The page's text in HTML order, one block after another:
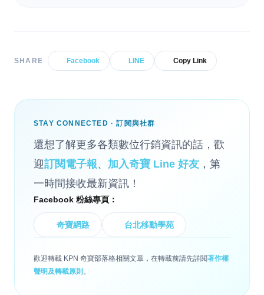
SHARE Facebook LINE Copy Link
STAY CONNECTED · 訂閱與社群
還想了解更多各類數位行銷資訊的話，歡
迎訂閱電子報、 加入奇寶 Line 好友 ，第
一時間接收最新資訊！
Facebook 粉絲專頁：
奇寶網路 台北移動學苑
歡迎轉載 KPN 奇寶部落格相關文章，在轉載前請先詳閱著作權
聲明及轉載原則 。